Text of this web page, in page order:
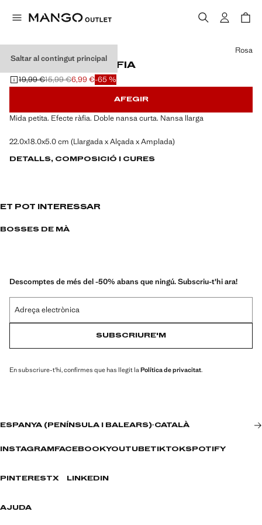
Saltar al contingut principal
BOSSA PETITA RÀFIA
Preu inicial ratllat [19,99 € ]
19,99 €
Segon preu ratllat [15,99 € ]
15,99 €
Preu actual [6,99 € ]6,99 €-65 %
Selecciona un color
Rosa
AFEGIR
Mida petita. Efecte ràfia. Doble nansa curta. Nansa llarga
22.0x18.0x5.0 cm (Llargada x Alçada x Amplada)
DETALLS, COMPOSICIÓ I CURES
ET POT INTERESSAR
BOSSES DE MÀ
Descomptes de més del -50% abans que ningú. Subscriu-t'hi ara!
Adreça electrònica
SUBSCRIURE'M
En subscriure-t'hi, confirmes que has llegit la Política de privacitat.
ESPANYA (PENÍNSULA I BALEARS)·CATALÀ
INSTAGRAM FACEBOOKYOUTUBETIKTOKSPOTIFY
PINTERESTX LINKEDIN
AJUDA